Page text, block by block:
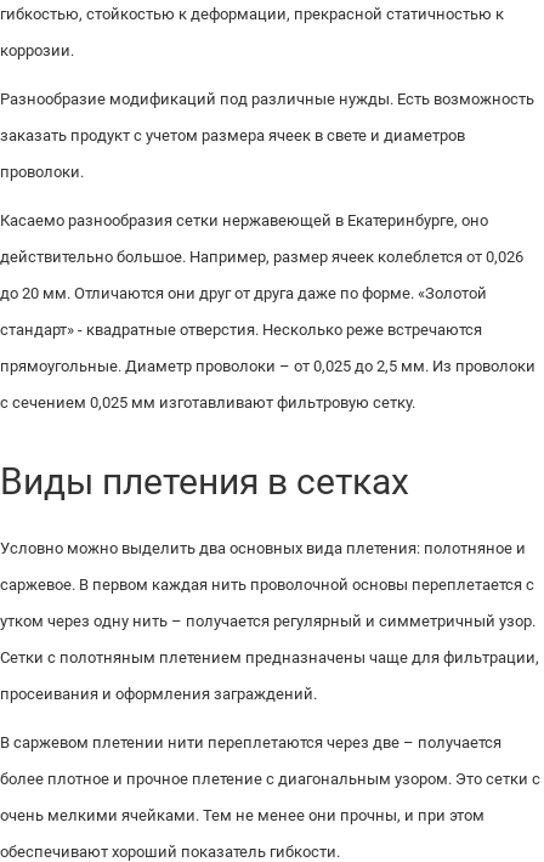
гибкостью, стойкостью к деформации, прекрасной статичностью к
коррозии.
Разнообразие модификаций под различные нужды. Есть возможность
заказать продукт с учетом размера ячеек в свете и диаметров
проволоки.
Касаемо разнообразия сетки нержавеющей в Екатеринбурге, оно
действительно большое. Например, размер ячеек колеблется от 0,026
до 20 мм. Отличаются они друг от друга даже по форме. «Золотой
стандарт» - квадратные отверстия. Несколько реже встречаются
прямоугольные. Диаметр проволоки – от 0,025 до 2,5 мм. Из проволоки
с сечением 0,025 мм изготавливают фильтровую сетку.
Виды плетения в сетках
Условно можно выделить два основных вида плетения: полотняное и
саржевое. В первом каждая нить проволочной основы переплетается с
утком через одну нить – получается регулярный и симметричный узор.
Сетки с полотняным плетением предназначены чаще для фильтрации,
просеивания и оформления заграждений.
В саржевом плетении нити переплетаются через две – получается
более плотное и прочное плетение с диагональным узором. Это сетки с
очень мелкими ячейками. Тем не менее они прочны, и при этом
обеспечивают хороший показатель гибкости.